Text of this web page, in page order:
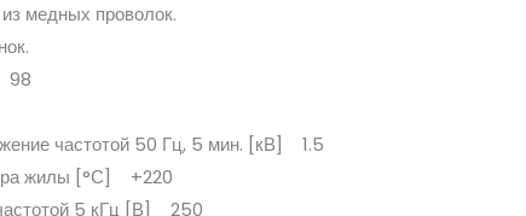
медных проволок.
98
частотой 50 Гц, 5 мин. [кВ] 1.5
жилы [°С] +220
5 кГц [В] 250